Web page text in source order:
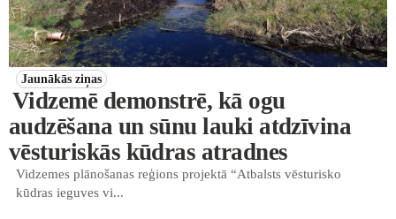
Jaunākās ziņas
Vidzemē demonstrē, kā ogu
audzēšana un sūnu lauki atdzīvina
vēsturiskās kūdras atradnes
Vidzemes plānošanas reģions projektā “Atbalsts vēsturisko
kūdras ieguves vi...